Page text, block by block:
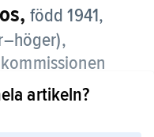
född 1941,
artikeln?